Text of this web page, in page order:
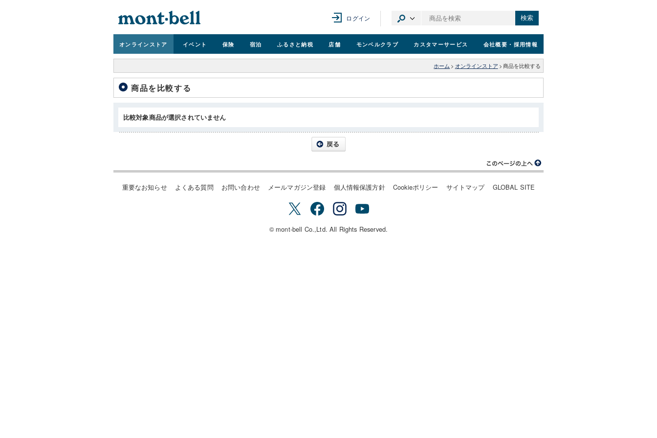
ログイン 検索
オンラインストア イベント 保険 宿泊 ふるさと納税 店舗 モンベルクラブ カスタマーサービス 会社概要 ・採用情報
ホーム > オンラインストア > 商品を比較する
商品を比較する
比較対象商品が選択されていません
重要なお知らせ よくある質問 お問い合わせ メールマガジン登録 個人情報保護方針 Cookieポリシー サイトマップ GLOBAL SITE
© mont-bell Co.,Ltd. All Rights Reserved.